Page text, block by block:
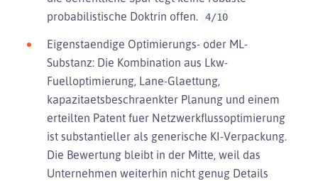
probabilistische Doktrin offen.
4/10
Eigenstaendige Optimierungs- oder ML-
Substanz: Die Kombination aus Lkw-
Fuelloptimierung, Lane-Glaettung,
kapazitaetsbeschraenkter Planung und einem
erteilten Patent fuer Netzwerkflussoptimierung
ist substantieller als generische KI-Verpackung.
Die Bewertung bleibt in der Mitte, weil das
Unternehmen weiterhin nicht genug Details